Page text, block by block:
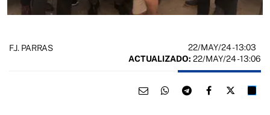
F.J. PARRAS 22/MAY/24- 13:03
ACTUALIZADO: 22/MAY/24 - 13:06